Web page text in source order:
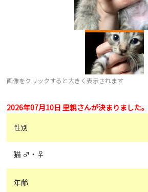
画像をクリックすると大きく表示されます
2026年07月10日 里親さんが決まりました。
性別
猫 ♂・♀
年齢